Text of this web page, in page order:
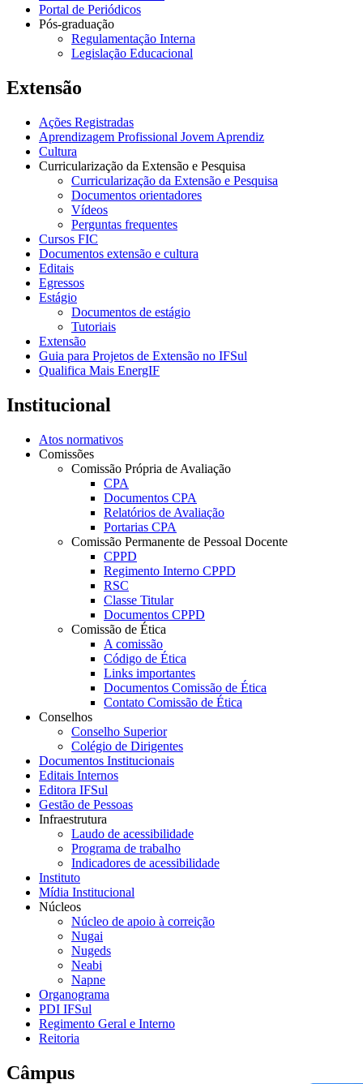
Portal de Periódicos
Pós-graduação
Regulamentação Interna
Legislação Educacional
Extensão
Ações Registradas
Aprendizagem Profissional Jovem Aprendiz
Cultura
Curricularização da Extensão e Pesquisa
Curricularização da Extensão e Pesquisa
Documentos orientadores
Vídeos
Perguntas frequentes
Cursos FIC
Documentos extensão e cultura
Editais
Egressos
Estágio
Documentos de estágio
Tutoriais
Extensão
Guia para Projetos de Extensão no IFSul
Qualifica Mais EnergIF
Institucional
Atos normativos
Comissões
Comissão Própria de Avaliação
CPA
Documentos CPA
Relatórios de Avaliação
Portarias CPA
Comissão Permanente de Pessoal Docente
CPPD
Regimento Interno CPPD
RSC
Classe Titular
Documentos CPPD
Comissão de Ética
A comissão
Código de Ética
Links importantes
Documentos Comissão de Ética
Contato Comissão de Ética
Conselhos
Conselho Superior
Colégio de Dirigentes
Documentos Institucionais
Editais Internos
Editora IFSul
Gestão de Pessoas
Infraestrutura
Laudo de acessibilidade
Programa de trabalho
Indicadores de acessibilidade
Instituto
Mídia Institucional
Núcleos
Núcleo de apoio à correição
Nugai
Nugeds
Neabi
Napne
Organograma
PDI IFSul
Regimento Geral e Interno
Reitoria
Câmpus